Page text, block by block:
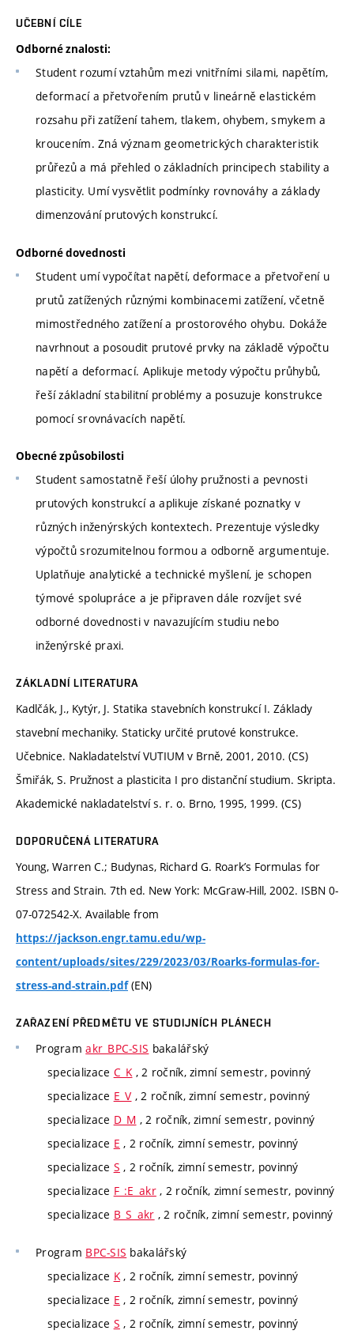
UČEBNÍ CÍLE
Odborné znalosti:
Student rozumí vztahům mezi vnitřními silami, napětím,
deformací a přetvořením prutů v lineárně elastickém
rozsahu při zatížení tahem, tlakem, ohybem, smykem a
kroucením. Zná význam geometrických charakteristik
průřezů a má přehled o základních principech stability a
plasticity. Umí vysvětlit podmínky rovnováhy a základy
dimenzování prutových konstrukcí.
Odborné dovednosti
Student umí vypočítat napětí, deformace a přetvoření u
prutů zatížených různými kombinacemi zatížení, včetně
mimostředného zatížení a prostorového ohybu. Dokáže
navrhnout a posoudit prutové prvky na základě výpočtu
napětí a deformací. Aplikuje metody výpočtu průhybů,
řeší základní stabilitní problémy a posuzuje konstrukce
pomocí srovnávacích napětí.
Obecné způsobilosti
Student samostatně řeší úlohy pružnosti a pevnosti
prutových konstrukcí a aplikuje získané poznatky v
různých inženýrských kontextech. Prezentuje výsledky
výpočtů srozumitelnou formou a odborně argumentuje.
Uplatňuje analytické a technické myšlení, je schopen
týmové spolupráce a je připraven dále rozvíjet své
odborné dovednosti v navazujícím studiu nebo
inženýrské praxi.
ZÁKLADNÍ LITERATURA
Kadlčák, J., Kytýr, J. Statika stavebních konstrukcí I. Základy
stavební mechaniky. Staticky určité prutové konstrukce.
Učebnice. Nakladatelství VUTIUM v Brně, 2001, 2010. (CS)
Šmiřák, S. Pružnost a plasticita I pro distanční studium. Skripta.
Akademické nakladatelství s. r. o. Brno, 1995, 1999. (CS)
DOPORUČENÁ LITERATURA
Young, Warren C.; Budynas, Richard G. Roark’s Formulas for
Stress and Strain. 7th ed. New York: McGraw-Hill, 2002. ISBN 0-
07-072542-X. Available from
https://jackson.engr.tamu.edu/wp-
content/uploads/sites/229/2023/03/Roarks-formulas-for-
stress-and-strain.pdf(EN)
ZAŘAZENÍ PŘEDMĚTU VE STUDIJNÍCH PLÁNECH
Programakr_BPC-SIS bakalářský
specializace C_K, 2 ročník, zimní semestr, povinný
specializace E_V , 2 ročník, zimní semestr, povinný
specializace D_M , 2 ročník, zimní semestr, povinný
specializace E , 2 ročník, zimní semestr, povinný
specializace S , 2 ročník, zimní semestr, povinný
specializace F_:E_akr, 2 ročník, zimní semestr, povinný
specializace B_S_akr , 2 ročník, zimní semestr, povinný
Program BPC-SIS bakalářský
specializace K, 2 ročník, zimní semestr, povinný
specializace E , 2 ročník, zimní semestr, povinný
specializace S , 2 ročník, zimní semestr, povinný